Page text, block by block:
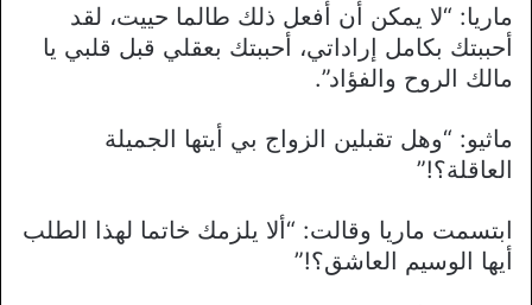
ماريا: “لا يمكن أن أفعل ذلك طالما حييت، لقد
أحببتك بكامل إراداتي، أحببتك بعقلي قبل قلبي يا
مالك الروح والفؤاد”.
ماثيو: “وهل تقبلين الزواج بي أيتها الجميلة
العاقلة؟!”
ابتسمت ماريا وقالت: “ألا يلزمك خاتما لهذا الطلب
أيها الوسيم العاشق؟!”